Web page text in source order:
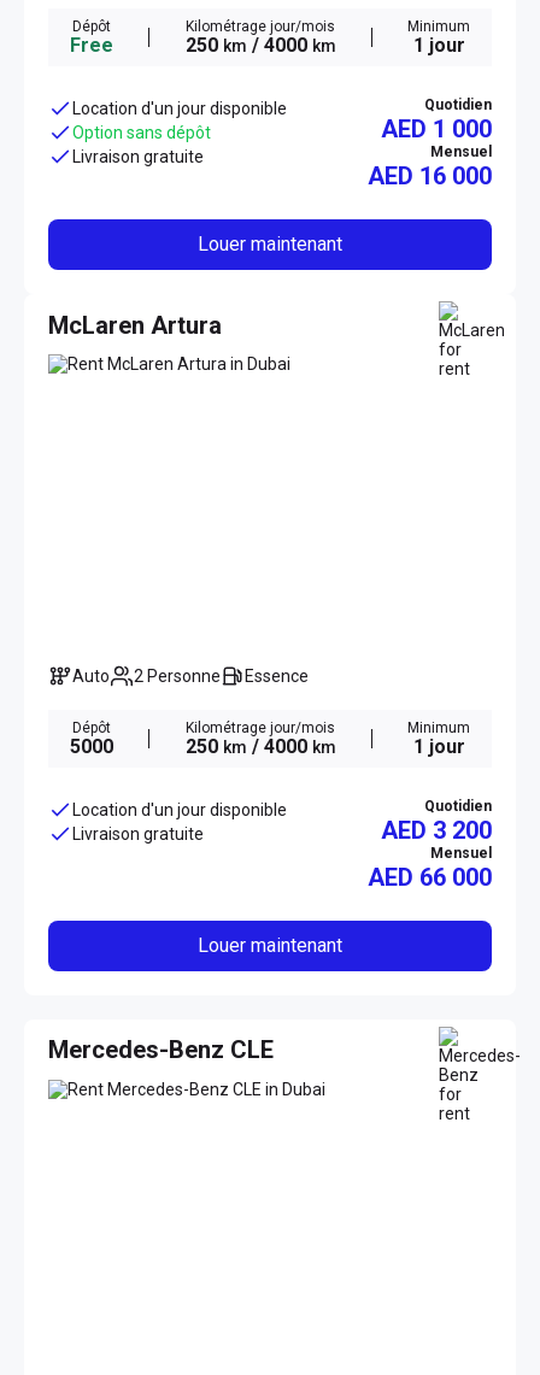
Dépôt
Free
Kilométrage jour/mois
250 km / 4000 km
Minimum
1 jour
Location d'un jour disponible
Option sans dépôt
Livraison gratuite
Quotidien
AED 1 000
Mensuel
AED 16 000
Louer maintenant
McLaren Artura
Auto 2 Personne Essence
Dépôt
5000
Kilométrage jour/mois
250 km / 4000 km
Minimum
1 jour
Location d'un jour disponible
Livraison gratuite
Quotidien
AED 3 200
Mensuel
AED 66 000
Louer maintenant
Mercedes-Benz CLE